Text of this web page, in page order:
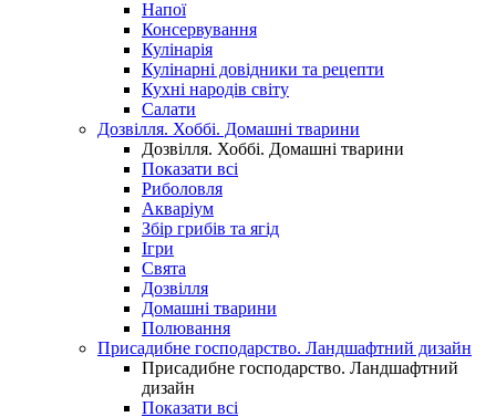
Напої
Консервування
Кулінарія
Кулінарні довідники та рецепти
Кухні народів світу
Салати
Дозвілля. Хоббі. Домашні тварини
Дозвілля. Хоббі. Домашні тварини
Показати всі
Риболовля
Акваріум
Збір грибів та ягід
Ігри
Свята
Дозвілля
Домашні тварини
Полювання
Присадибне господарство. Ландшафтний дизайн
Присадибне господарство. Ландшафтний
дизайн
Показати всі